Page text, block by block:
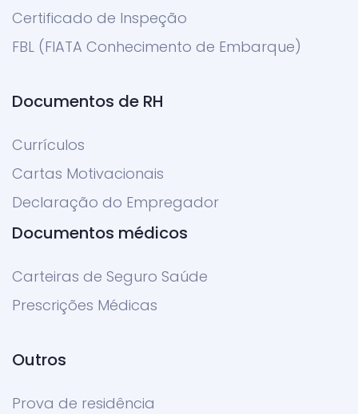
Certificado de Inspeção
FBL (FIATA Conhecimento de Embarque)
Documentos de RH
Currículos
Cartas Motivacionais
Declaração do Empregador
Documentos médicos
Carteiras de Seguro Saúde
Prescrições Médicas
Outros
Prova de residência